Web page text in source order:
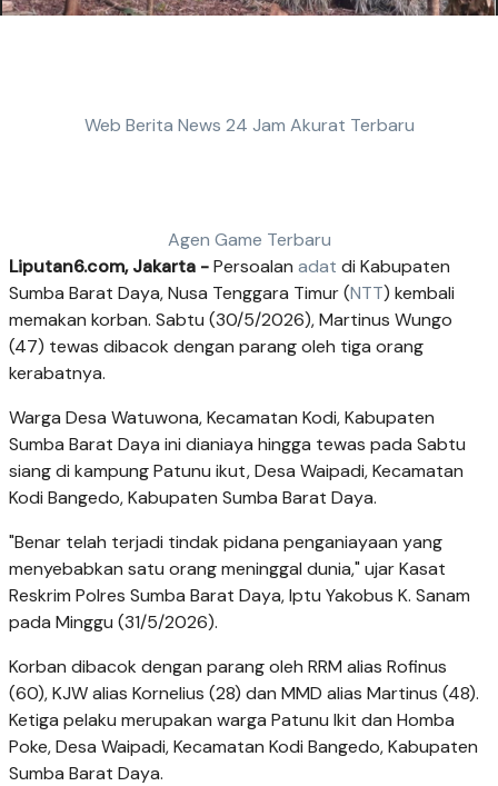
Web Berita News 24 Jam Akurat Terbaru
Agen Game Terbaru
Liputan6.com, Jakarta -Persoalan adat di Kabupaten
Sumba Barat Daya, Nusa Tenggara Timur (NTT) kembali
memakan korban. Sabtu (30/5/2026), Martinus Wungo
(47) tewas dibacok dengan parang oleh tiga orang
kerabatnya.
Warga Desa Watuwona, Kecamatan Kodi, Kabupaten
Sumba Barat Daya ini dianiaya hingga tewas pada Sabtu
siang di kampung Patunu ikut, Desa Waipadi, Kecamatan
Kodi Bangedo, Kabupaten Sumba Barat Daya.
"Benar telah terjadi tindak pidana penganiayaan yang
menyebabkan satu orang meninggal dunia," ujar Kasat
Reskrim Polres Sumba Barat Daya, Iptu Yakobus K. Sanam
pada Minggu (31/5/2026).
Korban dibacok dengan parang oleh RRM alias Rofinus
(60), KJW alias Kornelius (28) dan MMD alias Martinus (48).
Ketiga pelaku merupakan warga Patunu Ikit dan Homba
Poke, Desa Waipadi, Kecamatan Kodi Bangedo, Kabupaten
Sumba Barat Daya.